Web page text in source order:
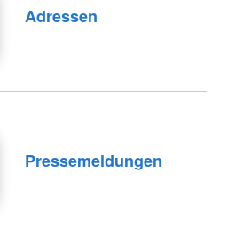
Adressen
Pressemeldungen